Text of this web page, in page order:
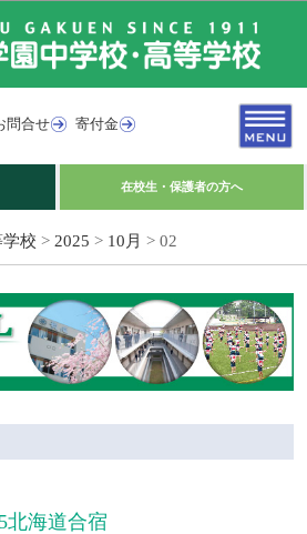
問合せ 寄付金
在校生・保護者の方へ
校 > 2025 > 10月 > 02
海道合宿